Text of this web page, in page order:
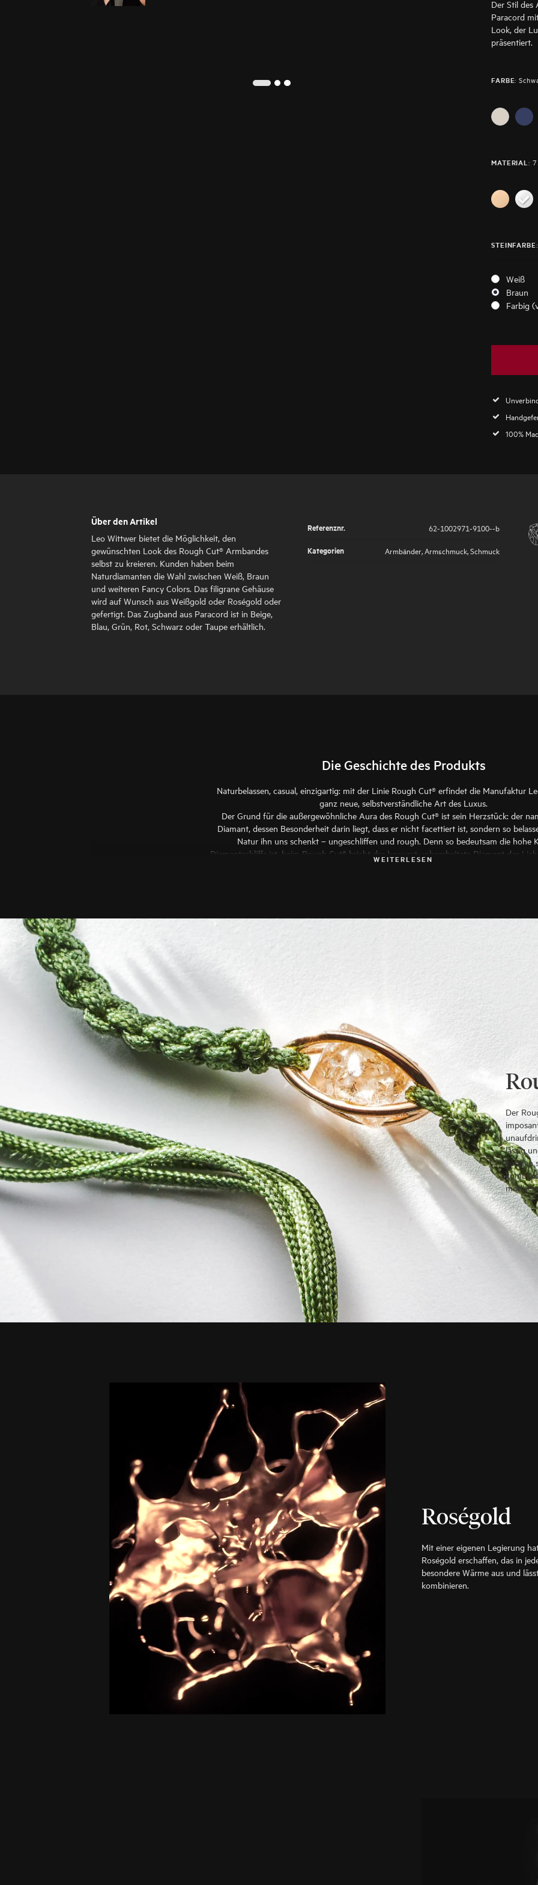
2
Der Stil des
Paracord
Look, der
präsentiert.
FARBE:
MATERIAL:
STEINFARBE:
Weiß
Braun
Farbig
100%
Über den Artikel
Leo Wittwer bietet die Möglichkeit, den
gewünschten Look des Rough Cut® Armbandes
selbst zu kreieren. Kunden haben beim
Naturdiamanten die Wahl zwischen Weiß, Braun
und weiteren Fancy Colors. Das filigrane Gehäuse
wird auf Wunsch aus Weißgold oder Roségold oder
gefertigt. Das Zugband aus Paracord ist in Beige,
Blau, Grün, Rot, Schwarz oder Taupe erhältlich.
Referenznr.
62-1002971-9100--b
Kategorien
Armbänder,Armschmuck,Schmuck
Die Geschichte des Produkts
Naturbelassen, casual, einzigartig: mit der Linie Rough Cut® erfindet die Manufaktur
ganz neue, selbstverständliche Art des Luxus.
Der Grund für die außergewöhnliche Aura des Rough Cut® ist sein Herzstück: der
Diamant, dessen Besonderheit darin liegt, dass er nicht facettiert ist, sondern so
Natur ihn uns schenkt – ungeschliffen und rough. Denn so bedeutsam die hohe
Diamantschliffs ist, beim Rough Cut® bricht der bewusst unbearbeitete Diamant das
WEITERLESEN
Der
lässig
können
Roségold
Mit einer eigenen Legierung
Roségold erschaffen, das in
besondere Wärme aus und
kombinieren.